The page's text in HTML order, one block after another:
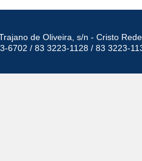
de Oliveira, s/n - Cristo
6702 / 83 3223-1128 / 83 3223-